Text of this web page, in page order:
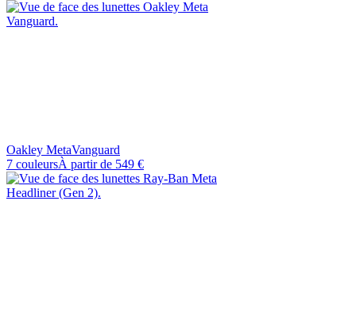
Oakley MetaVanguard
7 couleursÀ partir de 549 €